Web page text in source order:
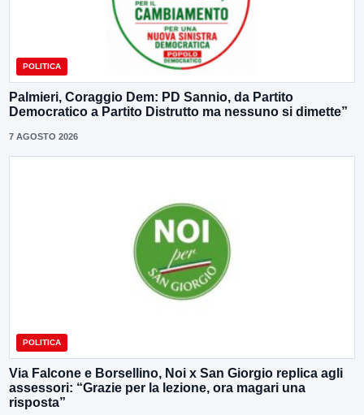
POLITICA
Palmieri, Coraggio Dem: PD Sannio, da Partito
Democratico a Partito Distrutto ma nessuno si dimette”
7 AGOSTO 2026
POLITICA
Via Falcone e Borsellino, Noi x San Giorgio replica agli
assessori: “Grazie per la lezione, ora magari una
risposta”